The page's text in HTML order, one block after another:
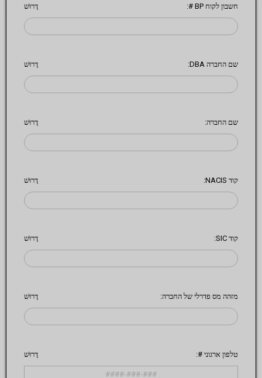
חשבון לקוח BP #: דָרוּשׁ
שם החברה DBA: דָרוּשׁ
שם החברה: דָרוּשׁ
קוד NACIS: דָרוּשׁ
קוד SIC: דָרוּשׁ
מזהה מס פדרלי של החברה: דָרוּשׁ
טלפון ארגוני #: דָרוּשׁ